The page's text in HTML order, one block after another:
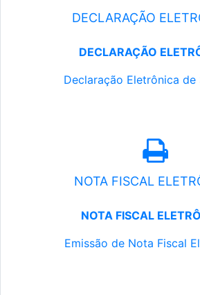
DECLARAÇÃO
DECLARAÇÃO
Declaração Eletrônica de
NOTA FISCAL
NOTA FISCAL
Emissão de Nota Fiscal